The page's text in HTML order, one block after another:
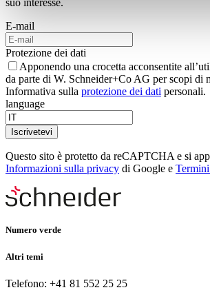
suo interesse.
E-mail
Protezione dei dati
Apponendo una crocetta acconsentite
da parte di W. Schneider+Co AG per scopi di
Informativa sulla protezione dei dati personali.
language
Iscrivetevi
Questo sito è protetto da reCAPTCHA e si
Informazioni sulla privacy di Google e
Numero verde
Altri temi
Telefono: +41 81 552 25 25